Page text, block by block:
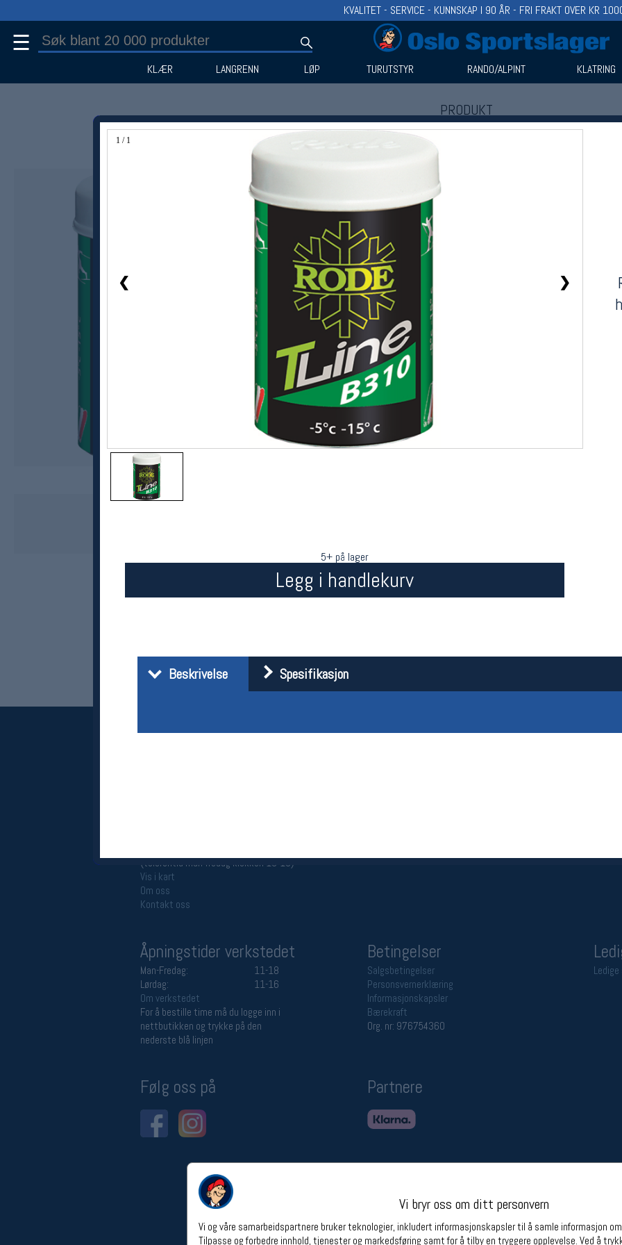
1 / 1
❮ ❯
5+ på lager
Legg i handlekurv
Beskrivelse Spesifikasjon
Vi bryr oss om ditt personvern
Vi og våre samarbeidspartnere bruker teknologier, inkludert informasjonskapsler til å samle informasjon
Tilpasse og forbedre innhold, tjenester og markedsføring samt for å tilby en tryggere opplevelse. Ved å
KVALITET - SERVICE - KUNNSKAP I 90 ÅR - FRI FRAKT OVER KR
☰
KLÆR LANGRENN LØP TURUTSTYR RANDO/ALPINT KLATRING
PRODUKT
Produkter (1)
Bruk filter til å spisse søket
Rode
(telefontid man-fredag klokken 10-13)
Vis i kart
Om oss
Kontakt oss
Åpningstider verkstedet
Man-Fredag:
11-18
Lørdag:
11-16
Om verkstedet
For å bestille time må du logge inn i
nettbutikken og trykke på den
nederste blå linjen
Betingelser
Salgsbetingelser
Personsvernerklæring
Informasjonskapsler
Bærekraft
Org. nr: 976754360
Følg oss på Partnere